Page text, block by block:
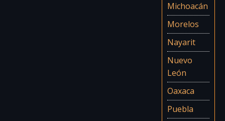
Michoacán
Morelos
Nayarit
Nuevo
León
Oaxaca
Puebla